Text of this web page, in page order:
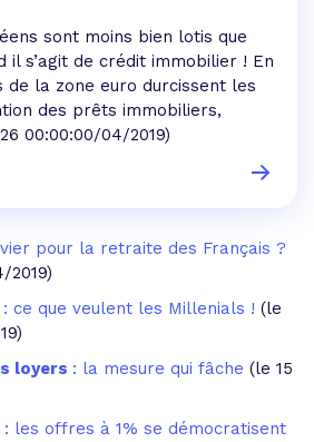
sont moins bien lotis que
il s’agit de crédit immobilier ! En
de la zone euro durcissent les
des prêts immobiliers,
00:00:00/04/2019)
pour la retraite des Français ?
2019)
: ce que veulent les Millenials ! (le
loyers : la mesure qui fâche (le 15
: les offres à 1% se démocratisent